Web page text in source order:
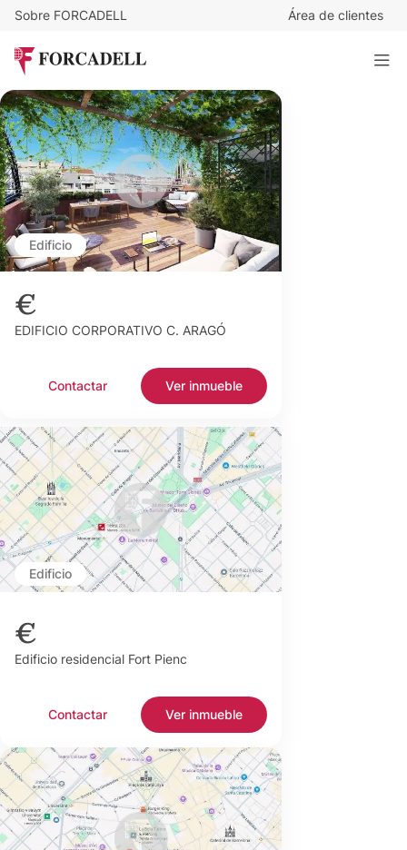
Sobre FORCADELL Área de clientes
Edificio
€
EDIFICIO CORPORATIVO C. ARAGÓ
Contactar Ver inmueble
Edificio
€
Edificio residencial Fort Pienc
Contactar Ver inmueble